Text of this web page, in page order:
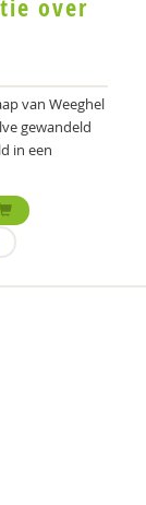
over
van Weeghel
gewandeld
in een